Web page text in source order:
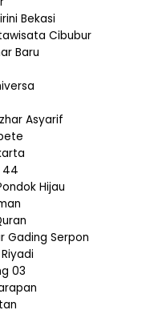
Bekasi
Cibubur
Baru
Asyarif
44
Hijau
Gading Serpon
03